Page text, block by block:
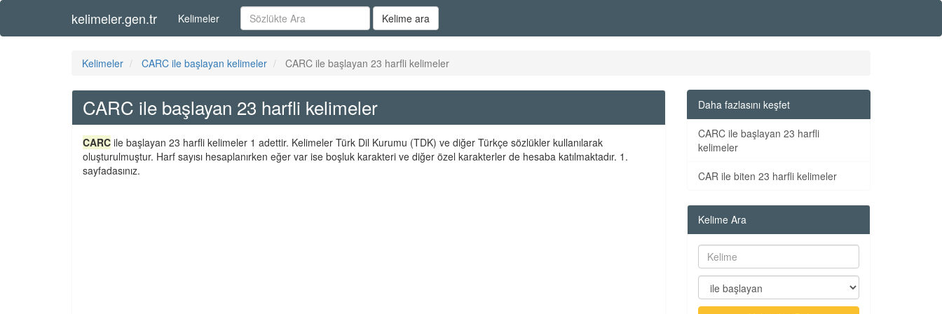
kelimeler.gen.tr Kelimeler Kelime ara
Kelimeler CARC ile başlayan kelimeler CARC ile başlayan 23 harfli kelimeler
CARC ile başlayan 23 harfli kelimeler
CARC ile başlayan 23 harfli kelimeler 1 adettir. Kelimeler Türk Dil Kurumu (TDK) ve diğer Türkçe sözlükler kullanılarak
oluşturulmuştur. Harf sayısı hesaplanırken eğer var ise boşluk karakteri ve diğer özel karakterler de hesaba katılmaktadır. 1.
sayfadasınız.
Daha fazlasını keşfet
CARC ile başlayan 23 harfli
kelimeler
CAR ile biten 23 harfli kelimeler
Kelime Ara